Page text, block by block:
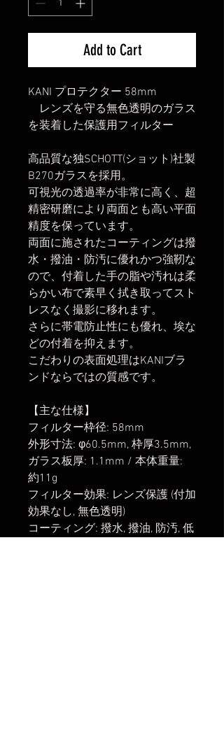
Add to Cart
KANI プロテクター 58mm
レンズを守る無色透明のガラス
を装着した保護用フィルター
高品質な独SCHOTT(ショット)社製
B270ガラスを採用。
可視光の透過率が非常に高く、超
精密研磨により両面とも高い平面
精度を保っています。
両面に施されたコーティングは撥
水・撥油・防汚に優れかつ強靭な
ので、付着した手の脂や汚れは柔
らかい布で素早く拭き取ってスト
レスなく撮影に移れます。
さらに帯電防止性にも優れ、埃な
どの付着を抑えます。
こだわりの表面処理はKANIブラ
ンドならではの質感です。
【主な仕様】
フィルター枠径: 58mm
外形寸法: φ60.5mm, 枠厚3.5mm,
ガラス板厚: 1.1mm / 本体重量:
約11g
フィルター効果: レンズ保護 (付加
効果なし, 無色透明)
コーティング: 撥水, 撥油, 防汚, 低